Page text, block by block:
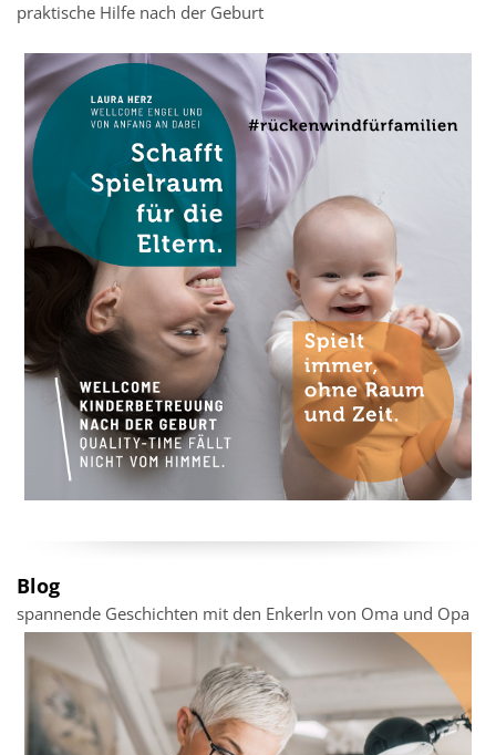
praktische Hilfe nach der Geburt
Blog
spannende Geschichten mit den Enkerln von Oma und Opa